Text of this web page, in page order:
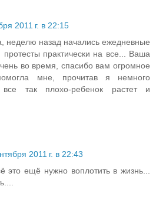
2011 г. в 22:15
неделю назад начались ежедневные
протесты практически на все... Ваша
во время, спасибо вам огромное
мне, прочитав я немного
все так плохо-ребенок растет и
2011 г. в 22:43
это ещё нужно воплотить в жизнь...